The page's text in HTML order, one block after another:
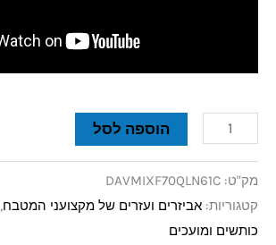
הוספה לסל
מק"ט: DAVMIXF70QLN61C
קטגוריות: אביזרים ועזרים של מקצועני המטבח,
כותשים ומועכים